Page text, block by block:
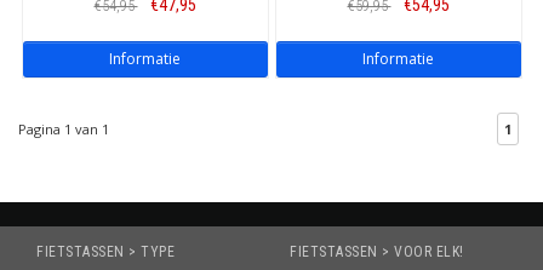
€54,95 €47,95
Informatie
€59,95 €54,95
Informatie
Pagina 1 van 1 1
FIETSTASSEN > TYPE FIETSTASSEN > VOOR ELK!